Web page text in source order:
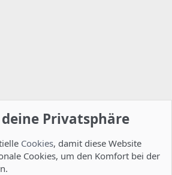
Privatsphäre
Cookies, damit diese Website
Cookies, um den Komfort bei der